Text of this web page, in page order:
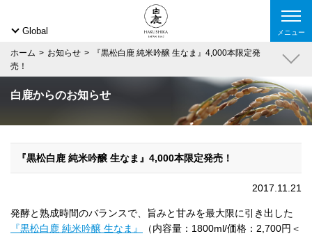
メニュー
Global
ホーム お知らせ
『黒松白鹿 純米吟醸 生なま』4,000本限定発
売！
白鹿からのお知らせ
『黒松白鹿 純米吟醸 生なま』4,000本限定発売！
2017.11.21
発酵と熟成時間のバランスで、旨みと甘みを最大限に引き出した
『黒松白鹿 純米吟醸 生なま』
（内容量：1800ml/価格：2,700円＜